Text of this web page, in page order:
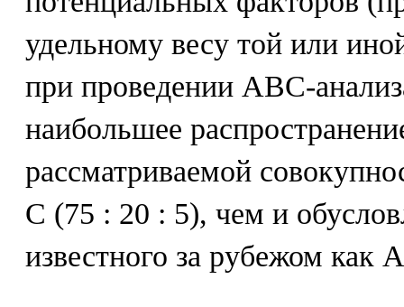
удельному весу той или
при проведении АВС-
наибольшее
рассматриваемой
С (75 : 20 : 5), чем и
известного за рубежом как